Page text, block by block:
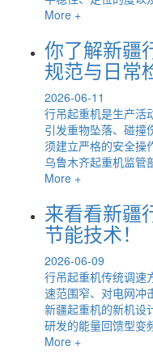
More +
你了解新疆
规范与日常
2026-06-11
行吊起重机是生产活
引发重物坠落、碰撞
须建立严格的安全操
乌鲁木齐起重机监管
More +
来看看新疆
节能技术！
2026-06-09
行吊起重机传统调速
速范围窄、对电网冲
新疆起重机的新机设
研发的能量回馈型变
More +